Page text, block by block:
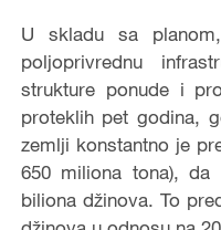
U skladu sa
poljoprivrednu
strukture ponude i
proteklih pet godina,
zemlji konstantno je
650 miliona tona),
biliona džinova. To